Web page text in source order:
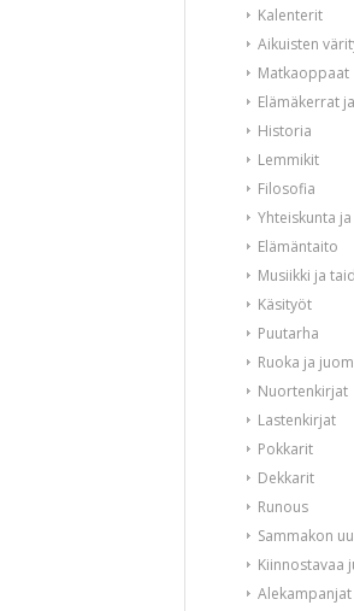
Kalenterit
Aikuisten
Matkaoppaat
Elämäkerrat
Historia
Lemmikit
Filosofia
Yhteiskunta
Elämäntaito
Musiikki ja
Käsityöt
Puutarha
Ruoka ja
Nuortenkirjat
Lastenkirjat
Pokkarit
Dekkarit
Runous
Sammakon
Kiinnostavaa
Alekampanjat